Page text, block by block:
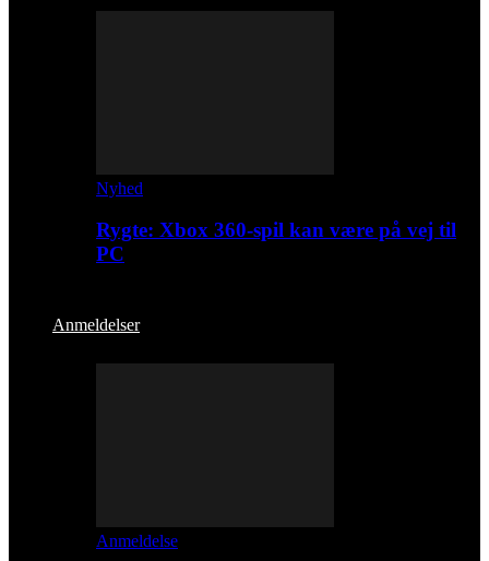
Nyhed
Rygte: Xbox 360-spil kan være på vej til
PC
Anmeldelser
Anmeldelse